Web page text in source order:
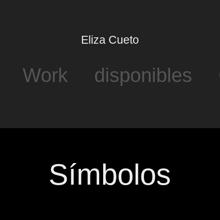
Eliza Cueto
Work disponibles
Símbolos